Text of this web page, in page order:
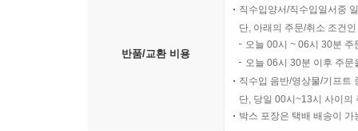
반품/교환 비용
직수입양서/직수입일서중
단, 아래의 주문/취소 조건
오늘 00시 ~ 06시 30분
오늘 06시 30분 이후 주
직수입 음반/영상물/기프트
단, 당일 00시~13시 사이의
박스 포장은 택배 배송이